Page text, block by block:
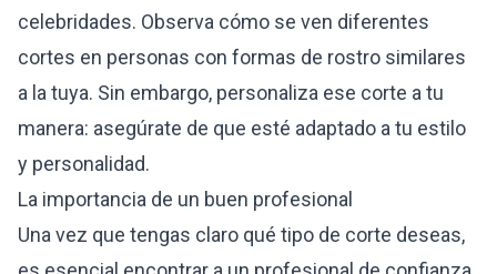
celebridades. Observa cómo se ven diferentes
cortes en personas con formas de rostro similares
a la tuya. Sin embargo, personaliza ese corte a tu
manera: asegúrate de que esté adaptado a tu estilo
y personalidad.
La importancia de un buen profesional
Una vez que tengas claro qué tipo de corte deseas,